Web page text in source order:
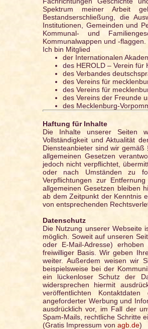
Spektrum meiner Arbeit
Bestandserschließung, die
Institutionen, Gemeinden und
Kommunal- und
Kommunalwappen und -flaggen.
Ich bin Mitglied
der Internationalen
des HEROLD – Verein für
des Verbandes
des Vereins für
des Vereins für
des Vereins der Freunde
des Mecklenburg-
Haftung für Inhalte
Die Inhalte unserer Seiten
Vollständigkeit und Aktualität
Diensteanbieter sind wir
allgemeinen Gesetzen
jedoch nicht verpflichtet,
oder nach Umständen zu
Verpflichtungen zur
allgemeinen Gesetzen bleiben
ab dem Zeitpunkt der Kenntnis
von entsprechenden
Datenschutz
Die Nutzung unserer Webseite
möglich. Soweit auf unseren
oder E-Mail-Adresse)
freiwilliger Basis. Wir geben
weiter. Außerdem weisen wir
beispielsweise bei der
ein lückenloser Schutz der
widersprechen hiermit
veröffentlichten
angeforderter Werbung und
ausdrücklich vor, im Fall der
Spam-Mails, rechtliche Schritte
(Gratis Impressum von agb.de)